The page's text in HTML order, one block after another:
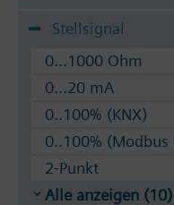
Stellsignal
0...1000 Ohm
0...20 mA
0..100% (KNX)
0..100% (Modbus
2-Punkt
Alle anzeigen (10)